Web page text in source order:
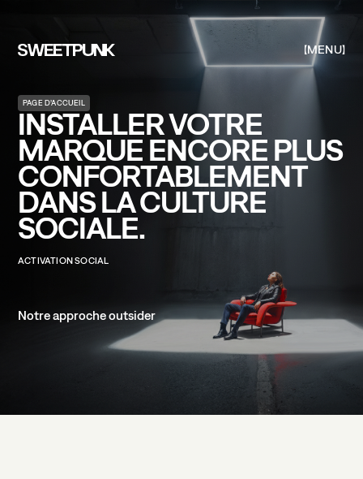
MENU
PAGE D’ACCUEIL
INSTALLER VOTRE
MARQUE ENCORE PLUS
CONFORTABLEMENT
DANS LA CULTURE
SOCIALE.
ACTIVATIONSOCIAL
Notreapprocheoutsider